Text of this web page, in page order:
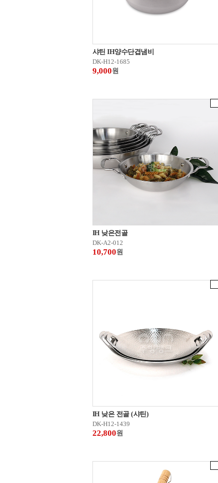
샤틴 IH양수단겹냄비
DK-H12-1685
9,000원
IH 낮은전골
DK-A2-012
10,700원
IH 낮은 전골 (샤틴)
DK-H12-1439
22,800원